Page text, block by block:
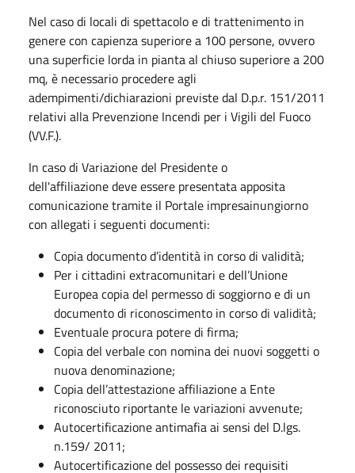
Nel caso di locali di spettacolo e di trattenimento in
genere con capienza superiore a 100 persone, ovvero
una superficie lorda in pianta al chiuso superiore a 200
mq, è necessario procedere agli
adempimenti/dichiarazioni previste dal D.p.r. 151/2011
relativi alla Prevenzione Incendi per i Vigili del Fuoco
(VV.F.).
In caso di Variazione del Presidente o
dell'affiliazione deve essere presentata apposita
comunicazione tramite il Portale impresainungiorno
con allegati i seguenti documenti:
Copia documento d’identità in corso di validità;
Per i cittadini extracomunitari e dell’Unione
Europea copia del permesso di soggiorno e di un
documento di riconoscimento in corso di validità;
Eventuale procura potere di firma;
Copia del verbale con nomina dei nuovi soggetti o
nuova denominazione;
Copia dell’attestazione affiliazione a Ente
riconosciuto riportante le variazioni avvenute;
Autocertificazione antimafia ai sensi del D.lgs.
n.159/ 2011;
Autocertificazione del possesso dei requisiti